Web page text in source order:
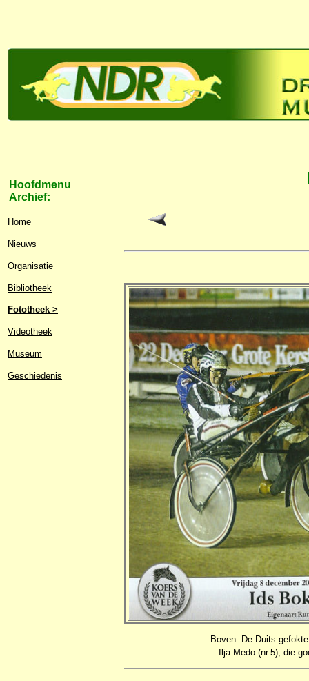
Hoofdmenu
Archief:
Home
Nieuws
Organisatie
Bibliotheek
Fototheek >
Videotheek
Museum
Geschiedenis
Boven: De Duits
Ilja Medo (nr.5), die